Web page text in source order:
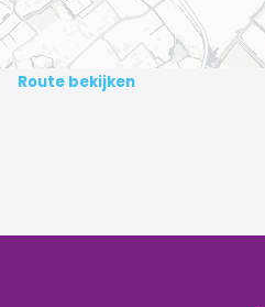
Route bekijken